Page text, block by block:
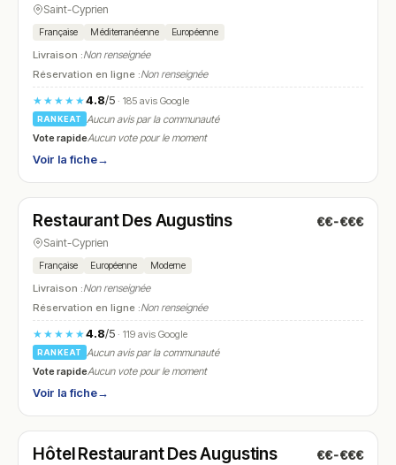
Saint-Cyprien
Française Méditerranéenne Européenne
Livraison :Non renseignée
Réservation en ligne :Non renseignée
★★★★★4.8/5· 185 avis Google
RANKEAT
Aucun avis par la communauté
Vote rapideAucun vote pour le moment
Voir la fiche→
N° 11
Restaurant Des Augustins €€-€€€
Saint-Cyprien
Française Européenne Moderne
Livraison :Non renseignée
Réservation en ligne :Non renseignée
★★★★★4.8/5· 119 avis Google
RANKEAT
Aucun avis par la communauté
Vote rapideAucun vote pour le moment
Voir la fiche→
N° 12
Hôtel Restaurant Des Augustins €€-€€€